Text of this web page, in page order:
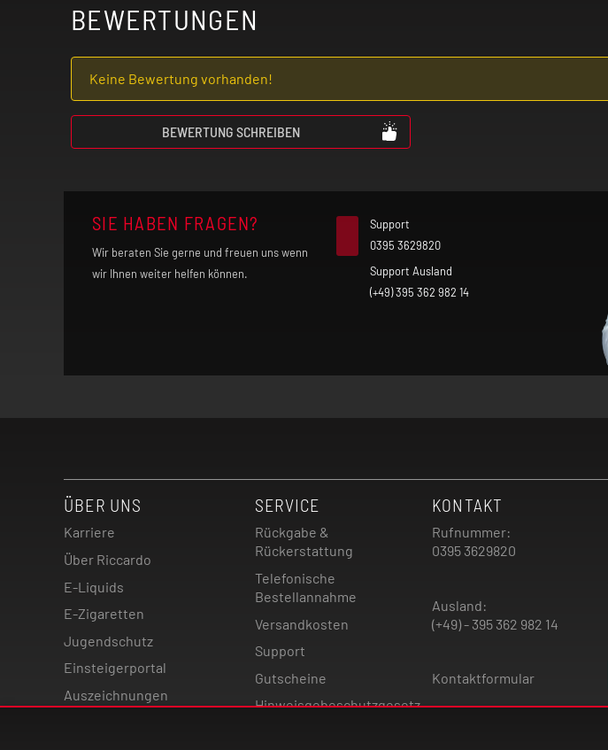
BEWERTUNGEN
Keine Bewertung vorhanden!
BEWERTUNG SCHREIBEN
SIE HABEN FRAGEN?
Wir beraten Sie gerne und freuen uns wenn
wir Ihnen weiter helfen können.
Support
0395 3629820
Support Ausland
(+49) 395 362 982 14
ÜBER UNS
Karriere
Über Riccardo
E-Liquids
E-Zigaretten
Jugendschutz
Einsteigerportal
Auszeichnungen
SERVICE
Rückgabe &
Rückerstattung
Telefonische
Bestellannahme
Versandkosten
Support
Gutscheine
Hinweisgebeschutzgesetz
KONTAKT
Rufnummer:
0395 3629820
Ausland:
(+49) - 395 362 982 14
Kontaktformular